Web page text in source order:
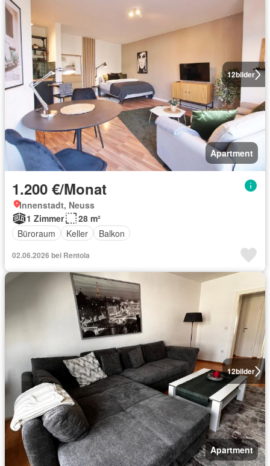
12bilder
Apartment
1.200 €/Monat
Innenstadt, Neuss
1 Zimmer
28 m²
Büroraum
Keller Balkon
02.06.2026 bei Rentola
12bilder
Apartment